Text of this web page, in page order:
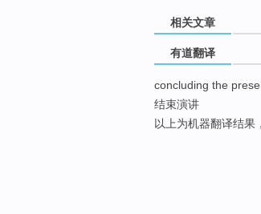
相关文章
有道翻译
concluding the
结束演讲
以上为机器翻译结果